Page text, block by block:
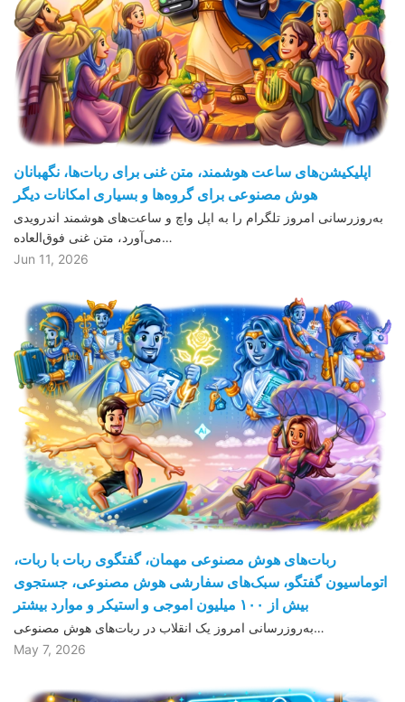
اپلیکیشن‌های ساعت هوشمند، متن غنی برای ربات‌ها، نگهبانان
هوش مصنوعی برای گروه‌ها و بسیاری امکانات دیگر
به‌روزرسانی امروز تلگرام را به اپل واچ و ساعت‌های هوشمند اندرویدی
می‌آورد، متن غنی فوق‌العاده…
Jun 11, 2026
ربات‌های هوش مصنوعی مهمان، گفتگوی ربات با ربات،
اتوماسیون گفتگو، سبک‌های سفارشی هوش مصنوعی، جستجوی
بیش از ١۰۰ میلیون اموجی و استیکر و موارد بیشتر
به‌روزرسانی امروز یک انقلاب در ربات‌های هوش مصنوعی…
May 7, 2026